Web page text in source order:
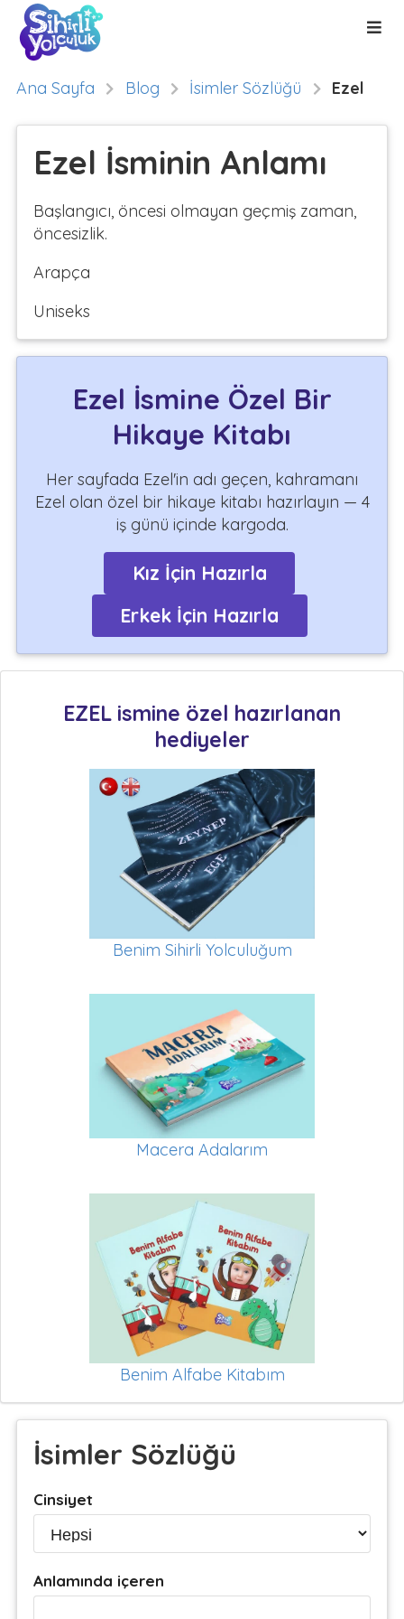
Ana Sayfa Blog İsimler Sözlüğü Ezel
Ezel İsminin Anlamı
Başlangıcı, öncesi olmayan geçmiş zaman,
öncesizlik.
Arapça
Uniseks
Ezel İsmine Özel Bir
Hikaye Kitabı
Her sayfada Ezel'in adı geçen, kahramanı
Ezel olan özel bir hikaye kitabı hazırlayın — 4
iş günü içinde kargoda.
Kız İçin Hazırla
Erkek İçin Hazırla
EZEL ismine özel hazırlanan
hediyeler
Benim Sihirli Yolculuğum
Macera Adalarım
Benim Alfabe Kitabım
İsimler Sözlüğü
Cinsiyet
Anlamında içeren